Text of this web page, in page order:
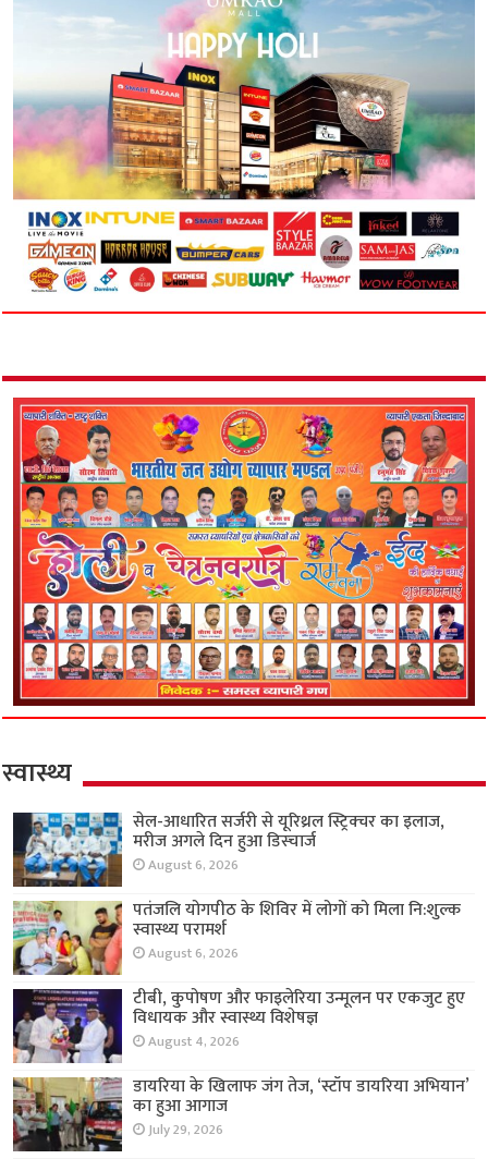
स्वास्थ्य
सेल-आधारित सर्जरी से यूरिथ्रल स्ट्रिक्चर का इलाज,
मरीज अगले दिन हुआ डिस्चार्ज
August 6, 2026
पतंजलि योगपीठ के शिविर में लोगों को मिला नि:शुल्क
स्वास्थ्य परामर्श
August 6, 2026
टीबी, कुपोषण और फाइलेरिया उन्मूलन पर एकजुट हुए
विधायक और स्वास्थ्य विशेषज्ञ
August 4, 2026
डायरिया के खिलाफ जंग तेज, ‘स्टॉप डायरिया अभियान’
का हुआ आगाज
July 29, 2026